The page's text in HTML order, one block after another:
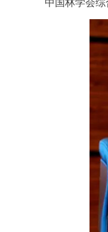
中国林学会